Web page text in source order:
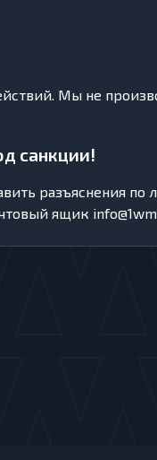
Мы не
санкции!
разъяснения
ящик